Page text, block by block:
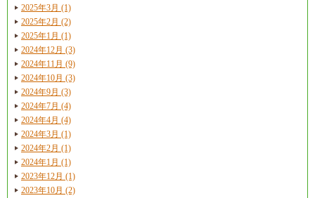
2025年3月 (1)
2025年2月 (2)
2025年1月 (1)
2024年12月 (3)
2024年11月 (9)
2024年10月 (3)
2024年9月 (3)
2024年7月 (4)
2024年4月 (4)
2024年3月 (1)
2024年2月 (1)
2024年1月 (1)
2023年12月 (1)
2023年10月 (2)